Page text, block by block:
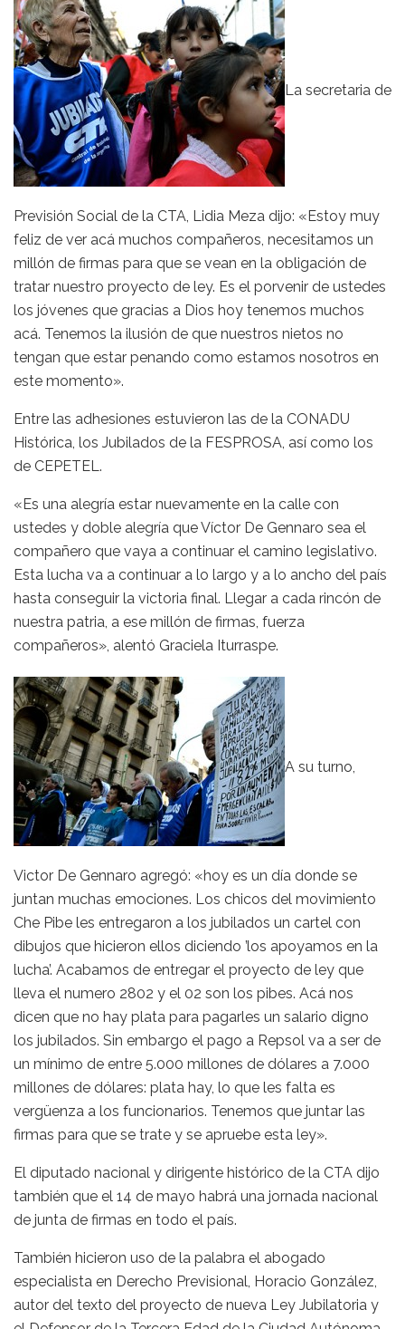
La secretaria de
Previsión Social de la CTA, Lidia Meza dijo: «Estoy muy
feliz de ver acá muchos compañeros, necesitamos un
millón de firmas para que se vean en la obligación de
tratar nuestro proyecto de ley. Es el porvenir de ustedes
los jóvenes que gracias a Dios hoy tenemos muchos
acá. Tenemos la ilusión de que nuestros nietos no
tengan que estar penando como estamos nosotros en
este momento».
Entre las adhesiones estuvieron las de la CONADU
Histórica, los Jubilados de la FESPROSA, así como los
de CEPETEL.
«Es una alegría estar nuevamente en la calle con
ustedes y doble alegría que Víctor De Gennaro sea el
compañero que vaya a continuar el camino legislativo.
Esta lucha va a continuar a lo largo y a lo ancho del país
hasta conseguir la victoria final. Llegar a cada rincón de
nuestra patria, a ese millón de firmas, fuerza
compañeros», alentó Graciela Iturraspe.
A su turno,
Victor De Gennaro agregó: «hoy es un día donde se
juntan muchas emociones. Los chicos del movimiento
Che Pibe les entregaron a los jubilados un cartel con
dibujos que hicieron ellos diciendo ’los apoyamos en la
lucha’. Acabamos de entregar el proyecto de ley que
lleva el numero 2802 y el 02 son los pibes. Acá nos
dicen que no hay plata para pagarles un salario digno
los jubilados. Sin embargo el pago a Repsol va a ser de
un mínimo de entre 5.000 millones de dólares a 7.000
millones de dólares: plata hay, lo que les falta es
vergüenza a los funcionarios. Tenemos que juntar las
firmas para que se trate y se apruebe esta ley».
El diputado nacional y dirigente histórico de la CTA dijo
también que el 14 de mayo habrá una jornada nacional
de junta de firmas en todo el país.
También hicieron uso de la palabra el abogado
especialista en Derecho Previsional, Horacio González,
autor del texto del proyecto de nueva Ley Jubilatoria y